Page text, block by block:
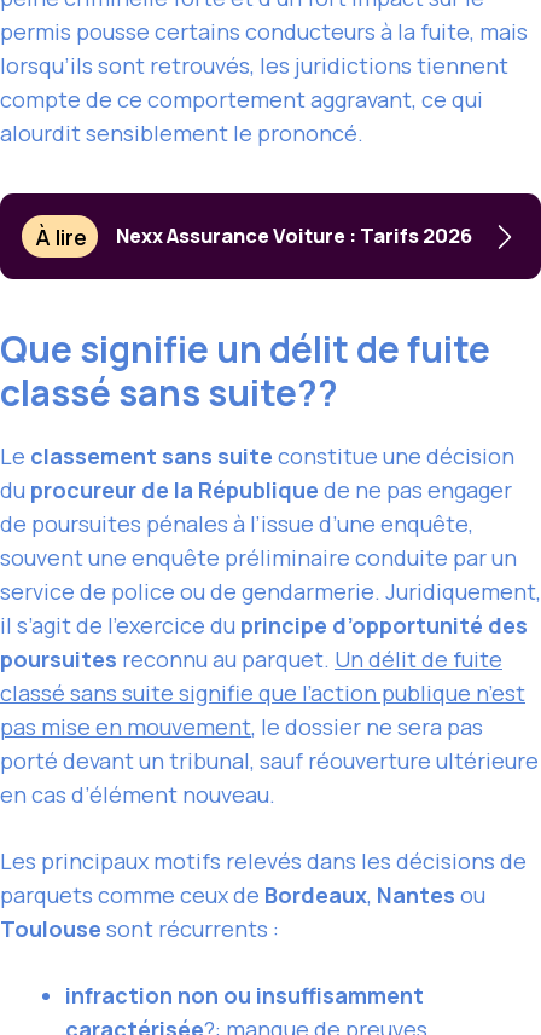
permis pousse certains conducteurs à la fuite, mais
lorsqu’ils sont retrouvés, les juridictions tiennent
compte de ce comportement aggravant, ce qui
alourdit sensiblement le prononcé.
À lire Nexx Assurance Voiture : Tarifs 2026
Que signifie un délit de fuite
classé sans suite??
Le classement sans suite constitue une décision
du procureur de la République de ne pas engager
de poursuites pénales à l’issue d’une enquête,
souvent une enquête préliminaire conduite par un
service de police ou de gendarmerie. Juridiquement,
il s’agit de l’exercice du principe d’opportunité des
poursuites reconnu au parquet. Un délit de fuite
classé sans suite signifie que l’action publique n’est
pas mise en mouvement, le dossier ne sera pas
porté devant un tribunal, sauf réouverture ultérieure
en cas d’élément nouveau.
Les principaux motifs relevés dans les décisions de
parquets comme ceux de Bordeaux, Nantes ou
Toulouse sont récurrents :
infraction non ou insuffisamment